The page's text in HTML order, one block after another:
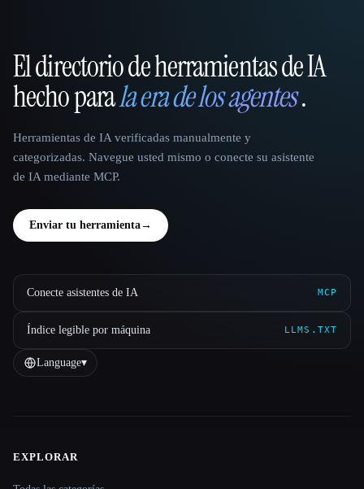
That AI Collection
El directorio de herramientas de IA
hecho parala era de los agentes.
Herramientas de IA verificadas manualmente y
categorizadas. Navegue usted mismo o conecte su asistente
de IA mediante MCP.
Enviar tu herramienta→
Conecte asistentes de IA MCP
Índice legible por máquina LLMS.TXT
Language▾
Site navigation
EXPLORAR